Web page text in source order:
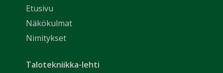
Etusivu
Näkökulmat
Nimitykset
Talotekniikka-lehti